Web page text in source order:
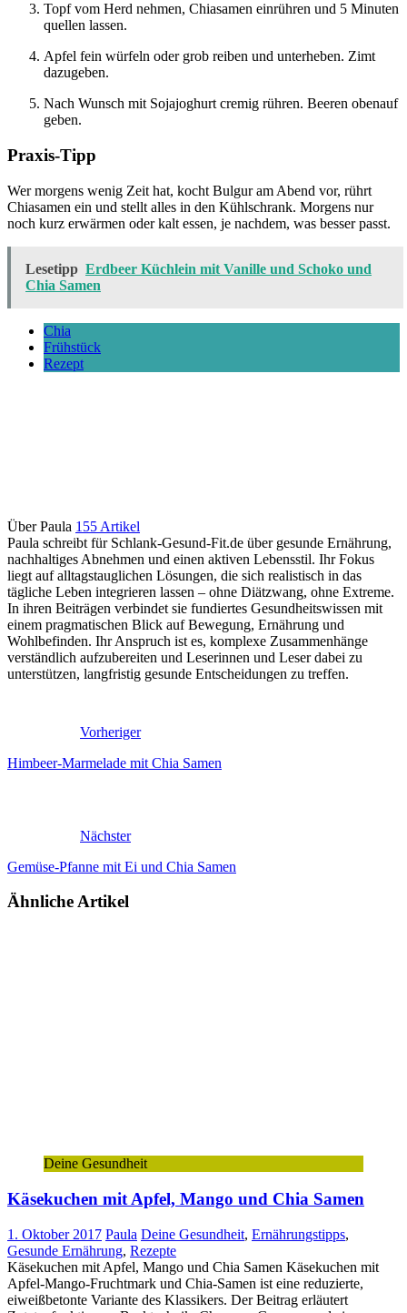
Topf vom Herd nehmen, Chiasamen einrühren und 5 Minuten
quellen lassen.
Apfel fein würfeln oder grob reiben und unterheben. Zimt
dazugeben.
Nach Wunsch mit Sojajoghurt cremig rühren. Beeren obenauf
geben.
Praxis-Tipp
Wer morgens wenig Zeit hat, kocht Bulgur am Abend vor, rührt
Chiasamen ein und stellt alles in den Kühlschrank. Morgens nur
noch kurz erwärmen oder kalt essen, je nachdem, was besser passt.
Lesetipp Erdbeer Küchlein mit Vanille und Schoko und
Chia Samen
Chia
Frühstück
Rezept
Über Paula 155 Artikel
Paula schreibt für Schlank-Gesund-Fit.de über gesunde Ernährung,
nachhaltiges Abnehmen und einen aktiven Lebensstil. Ihr Fokus
liegt auf alltagstauglichen Lösungen, die sich realistisch in das
tägliche Leben integrieren lassen – ohne Diätzwang, ohne Extreme.
In ihren Beiträgen verbindet sie fundiertes Gesundheitswissen mit
einem pragmatischen Blick auf Bewegung, Ernährung und
Wohlbefinden. Ihr Anspruch ist es, komplexe Zusammenhänge
verständlich aufzubereiten und Leserinnen und Leser dabei zu
unterstützen, langfristig gesunde Entscheidungen zu treffen.
Vorheriger
Himbeer-Marmelade mit Chia Samen
Nächster
Gemüse-Pfanne mit Ei und Chia Samen
Ähnliche Artikel
Deine Gesundheit
Käsekuchen mit Apfel, Mango und Chia Samen
1. Oktober 2017 Paula Deine Gesundheit, Ernährungstipps,
Gesunde Ernährung, Rezepte
Käsekuchen mit Apfel, Mango und Chia Samen Käsekuchen mit
Apfel-Mango-Fruchtmark und Chia-Samen ist eine reduzierte,
eiweißbetonte Variante des Klassikers. Der Beitrag erläutert